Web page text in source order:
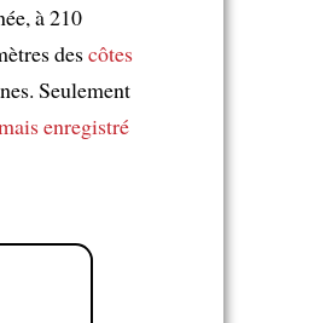
à 210
descôtes
Seulement
enregistré